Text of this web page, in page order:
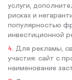
услуги,
рисках и
популярностью
инвестиционной
Для рекламы,
участия: сайт с
наименование